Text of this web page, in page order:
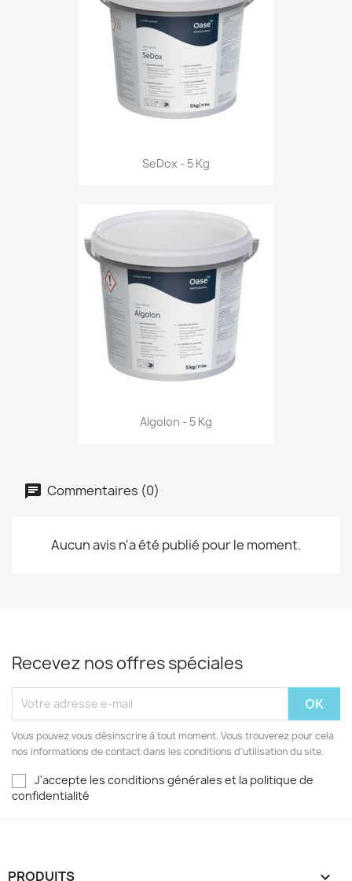
SeDox - 5 Kg
Algolon - 5 Kg
Commentaires (0)
Aucun avis n'a été publié pour le moment.
Recevez nos offres spéciales
Vous pouvez vous désinscrire à tout moment. Vous trouverez pour cela
nos informations de contact dans les conditions d'utilisation du site.
J'accepte les conditions générales et la politique de
confidentialité
PRODUITS 